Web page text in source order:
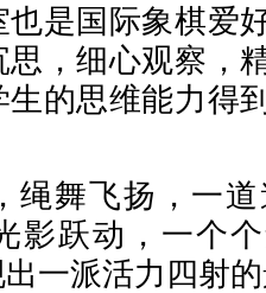
是国际象棋爱
思，细心观察，
的思维能力得
舞飞扬，一道
影跃动，一个
出一派活力四射